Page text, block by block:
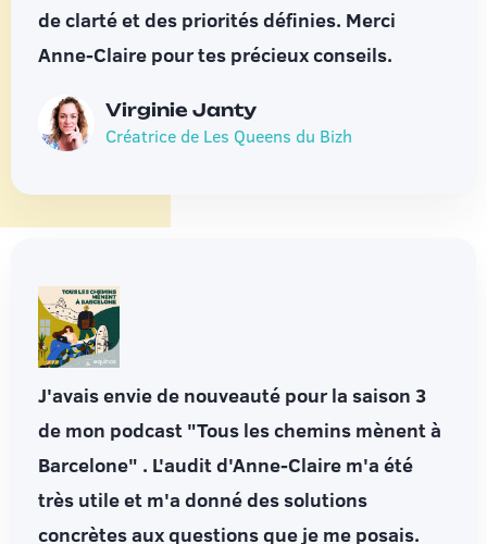
de clarté et des priorités définies. Merci
Anne-Claire pour tes précieux conseils.
Virginie Janty
Créatrice de Les Queens du Bizh
J'avais envie de nouveauté pour la saison 3
de mon podcast "Tous les chemins mènent à
Barcelone" . L'audit d'Anne-Claire m'a été
très utile et m'a donné des solutions
concrètes aux questions que je me posais.